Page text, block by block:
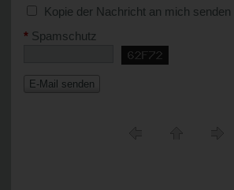
Kopie der Nachricht an mich senden
* Spamschutz